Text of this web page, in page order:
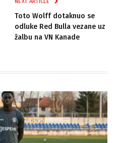
Toto Wolff dotaknuo se
odluke Red Bulla vezane uz
žalbu na VN Kanade